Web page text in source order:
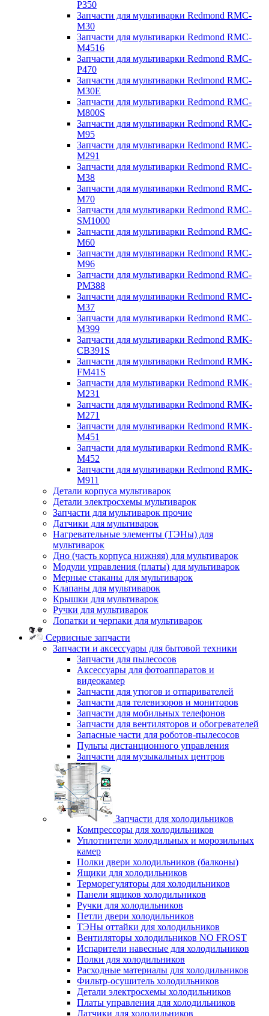
P350
Запчасти для мультиварки Redmond RMC-
M30
Запчасти для мультиварки Redmond RMC-
M4516
Запчасти для мультиварки Redmond RMC-
P470
Запчасти для мультиварки Redmond RMC-
M30E
Запчасти для мультиварки Redmond RMC-
M800S
Запчасти для мультиварки Redmond RMC-
M95
Запчасти для мультиварки Redmond RMC-
M291
Запчасти для мультиварки Redmond RMC-
M38
Запчасти для мультиварки Redmond RMC-
M70
Запчасти для мультиварки Redmond RMC-
SM1000
Запчасти для мультиварки Redmond RMC-
M60
Запчасти для мультиварки Redmond RMC-
M96
Запчасти для мультиварки Redmond RMC-
PM388
Запчасти для мультиварки Redmond RMC-
M37
Запчасти для мультиварки Redmond RMC-
M399
Запчасти для мультиварки Redmond RMK-
CB391S
Запчасти для мультиварки Redmond RMK-
FM41S
Запчасти для мультиварки Redmond RMK-
M231
Запчасти для мультиварки Redmond RMK-
M271
Запчасти для мультиварки Redmond RMK-
M451
Запчасти для мультиварки Redmond RMK-
M452
Запчасти для мультиварки Redmond RMK-
M911
Детали корпуса мультиварок
Детали электросхемы мультиварок
Запчасти для мультиварок прочие
Датчики для мультиварок
Нагревательные элементы (ТЭНы) для
мультиварок
Дно (часть корпуса нижняя) для мультиварок
Модули управления (платы) для мультиварок
Мерные стаканы для мультиварок
Клапаны для мультиварок
Крышки для мультиварок
Ручки для мультиварок
Лопатки и черпаки для мультиварок
Сервисные запчасти
Запчасти и аксессуары для бытовой техники
Запчасти для пылесосов
Аксессуары для фотоаппаратов и
видеокамер
Запчасти для утюгов и отпаривателей
Запчасти для телевизоров и мониторов
Запчасти для мобильных телефонов
Запчасти для вентиляторов и обогревателей
Запасные части для роботов-пылесосов
Пульты дистанционного управления
Запчасти для музыкальных центров
Запчасти для холодильников
Компрессоры для холодильников
Уплотнители холодильных и морозильных
камер
Полки двери холодильников (балконы)
Ящики для холодильников
Терморегуляторы для холодильников
Панели ящиков холодильников
Ручки для холодильников
Петли двери холодильников
ТЭНы оттайки для холодильников
Вентиляторы холодильников NO FROST
Испарители навесные для холодильников
Полки для холодильников
Расходные материалы для холодильников
Фильтр-осушитель холодильников
Детали электросхемы холодильников
Платы управления для холодильников
Датчики для холодильников